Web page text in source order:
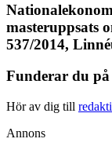
masteruppsats
537/2014,
Funderar du
Hör av dig till
Annons